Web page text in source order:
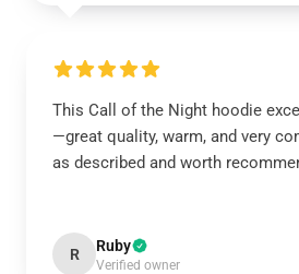
This Call of the Night hoodie
—great quality, warm, and very
as described and worth
R Ruby
Verified owner